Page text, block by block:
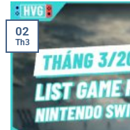
02
Th3